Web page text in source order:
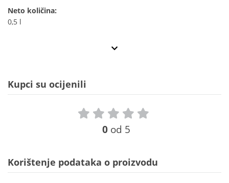
Neto količina:
0,5 l
Kupci su ocijenili
0 od 5
Korištenje podataka o proizvodu